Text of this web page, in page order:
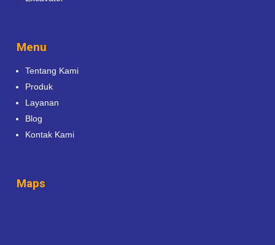
Menu
Tentang Kami
Produk
Layanan
Blog
Kontak Kami
Maps